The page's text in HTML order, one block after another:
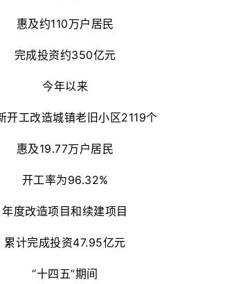
惠及约110万户居民
完成投资约350亿元
今年以来
开工改造城镇老旧小区2119个
惠及19.77万户居民
开工率为96.32%
年度改造项目和续建项目
累计完成投资47.95亿元
“十四五”期间